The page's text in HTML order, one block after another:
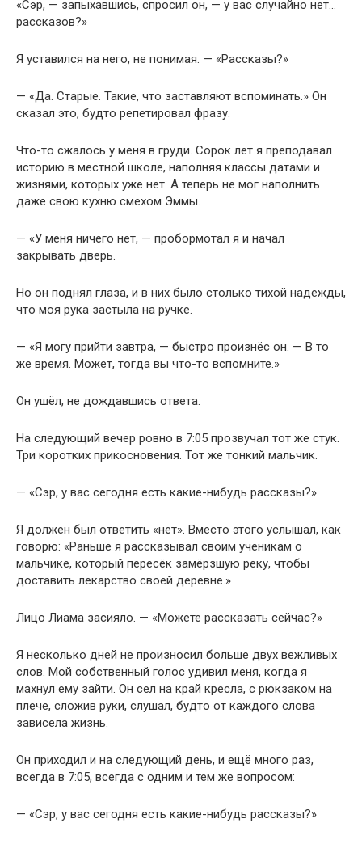
«Сэр, — запыхавшись, спросил он, — у вас случайно нет…
рассказов?»
Я уставился на него, не понимая. — «Рассказы?»
— «Да. Старые. Такие, что заставляют вспоминать.» Он
сказал это, будто репетировал фразу.
Что-то сжалось у меня в груди. Сорок лет я преподавал
историю в местной школе, наполняя классы датами и
жизнями, которых уже нет. А теперь не мог наполнить
даже свою кухню смехом Эммы.
— «У меня ничего нет, — пробормотал я и начал
закрывать дверь.
Но он поднял глаза, и в них было столько тихой надежды,
что моя рука застыла на ручке.
— «Я могу прийти завтра, — быстро произнёс он. — В то
же время. Может, тогда вы что-то вспомните.»
Он ушёл, не дождавшись ответа.
На следующий вечер ровно в 7:05 прозвучал тот же стук.
Три коротких прикосновения. Тот же тонкий мальчик.
— «Сэр, у вас сегодня есть какие-нибудь рассказы?»
Я должен был ответить «нет». Вместо этого услышал, как
говорю: «Раньше я рассказывал своим ученикам о
мальчике, который пересёк замёрзшую реку, чтобы
доставить лекарство своей деревне.»
Лицо Лиама засияло. — «Можете рассказать сейчас?»
Я несколько дней не произносил больше двух вежливых
слов. Мой собственный голос удивил меня, когда я
махнул ему зайти. Он сел на край кресла, с рюкзаком на
плече, сложив руки, слушал, будто от каждого слова
зависела жизнь.
Он приходил и на следующий день, и ещё много раз,
всегда в 7:05, всегда с одним и тем же вопросом:
— «Сэр, у вас сегодня есть какие-нибудь рассказы?»